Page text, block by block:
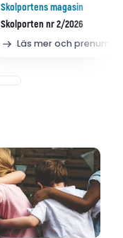
Skolportens magasin
Skolporten nr 2/2026
Läs mer och